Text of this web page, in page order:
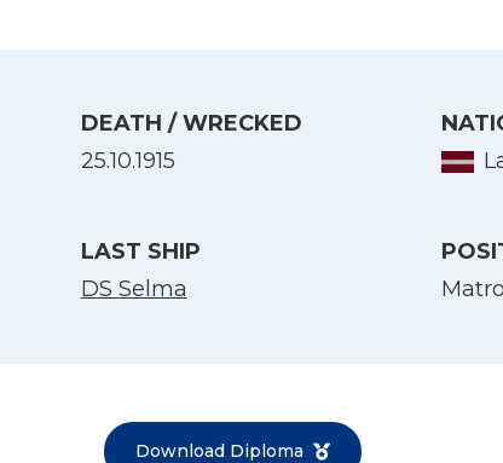
DEATH / WRECKED
25.10.1915
LAST SHIP
DS Selma
Download Diploma
Select Language
Norsk bokmål